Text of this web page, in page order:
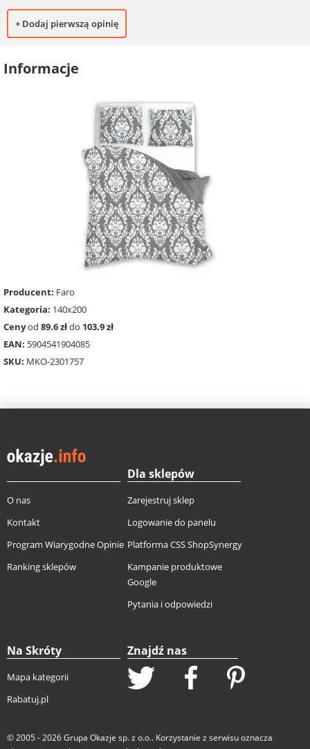
+ Dodaj pierwszą opinię
Informacje
Producent: Faro
Kategoria: 140x200
Cenyod 89.6 złdo 103.9 zł
EAN: 5904541904085
SKU: MKO-2301757
O nas
Kontakt
Program Wiarygodne Opinie
Ranking sklepów
Dla sklepów
Zarejestruj sklep
Logowanie do panelu
Platforma CSS ShopSynergy
Kampanie produktowe
Google
Pytania i odpowiedzi
Na Skróty
Mapa kategorii
Rabatuj.pl
Znajdź nas
© 2005 - 2026Grupa Okazje sp. z o.o.. Korzystanie z serwisu oznacza